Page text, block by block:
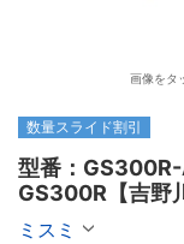
画像をタ
数量スライド割引
型番：
GS300R【吉野
ボットケーブル
ミスミ